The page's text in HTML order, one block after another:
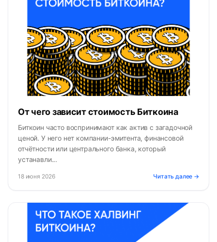
От чего зависит стоимость Биткоина
Биткоин часто воспринимают как актив с загадочной
ценой. У него нет компании-эмитента, финансовой
отчётности или центрального банка, который
устанавли...
18 июня 2026 Читать далее →